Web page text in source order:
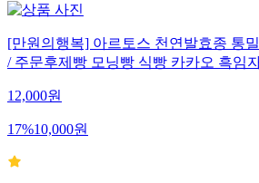
[만원의행복] 아르토스 천연발효종 통
/ 주문후제빵 모닝빵 식빵 카카오 흑임
12,000원
17%10,000원